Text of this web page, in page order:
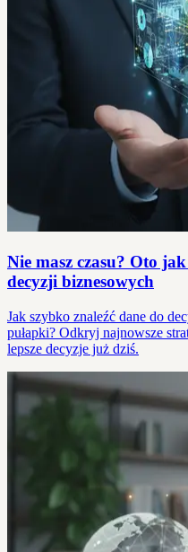
Nie masz czasu? Oto
decyzji biznesowych
Jak szybko znaleźć dane do
pułapki? Odkryj najnowsze
lepsze decyzje już dziś.